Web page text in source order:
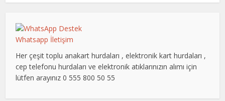
Whatsapp İletişim
Her çeşit toplu anakart hurdaları , elektronik kart hurdaları ,
cep telefonu hurdaları ve elektronik atıklarınızın alımı için
lütfen arayınız 0 555 800 50 55